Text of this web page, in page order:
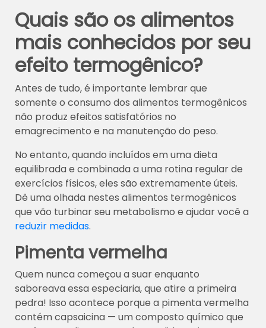
Quais são os alimentos
mais conhecidos por seu
efeito termogênico?
Antes de tudo, é importante lembrar que
somente o consumo dos alimentos termogênicos
não produz efeitos satisfatórios no
emagrecimento e na manutenção do peso.
No entanto, quando incluídos em uma dieta
equilibrada e combinada a uma rotina regular de
exercícios físicos, eles são extremamente úteis.
Dê uma olhada nestes alimentos termogênicos
que vão turbinar seu metabolismo e ajudar você a
reduzir medidas.
Pimenta vermelha
Quem nunca começou a suar enquanto
saboreava essa especiaria, que atire a primeira
pedra! Isso acontece porque a pimenta vermelha
contém capsaicina — um composto químico que